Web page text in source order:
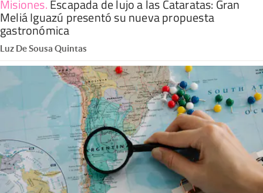
Misiones.Escapada de lujo a las Cataratas: Gran
Meliá Iguazú presentó su nueva propuesta
gastronómica
Luz De Sousa Quintas